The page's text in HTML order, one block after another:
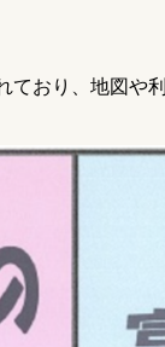
ており、地図や